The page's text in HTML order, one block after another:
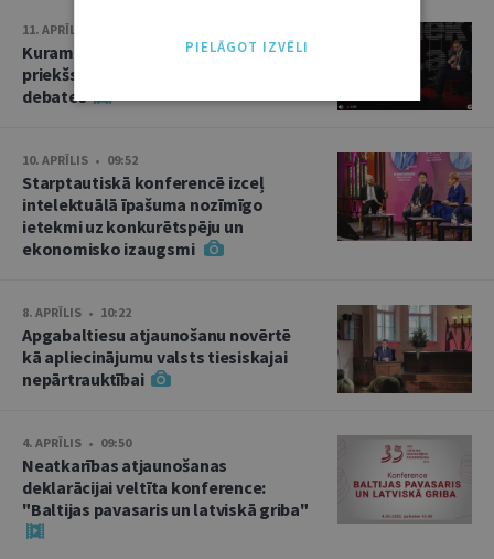
11. APRĪLIS • 15:02
Kuram jābūt Augstākās tiesas
priekšsēdētājam? Kandidātu
debates
10. APRĪLIS • 09:52
Starptautiskā konferencē izceļ
intelektuālā īpašuma nozīmīgo
ietekmi uz konkurētspēju un
ekonomisko izaugsmi
8. APRĪLIS • 10:22
Apgabaltiesu atjaunošanu novērtē
kā apliecinājumu valsts tiesiskajai
nepārtrauktībai
4. APRĪLIS • 09:50
Neatkarības atjaunošanas
deklarācijai veltīta konference:
"Baltijas pavasaris un latviskā griba"
PIELĀGOT IZVĒLI